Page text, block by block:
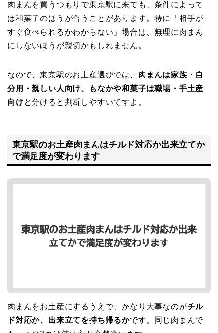
肉まんを買うつもりで東京駅に来ても、条件によって
は和菓子のほうが合うことがあります。特に「相手が
すぐ食べられるかわからない」場合は、無理に肉まん
にしないほうが親切かもしれません。
なので、東京駅のお土産選びでは、 肉まんは家族・自
分用・親しい人向け、もなかや和菓子は職場・手土産
向けと分けると判断しやすいですよ。
東京駅のお土産肉まんはチルド対応か出来立てか
で満足度が変わります
肉まんをお土産にするうえで、かなり大事なのがチル
ド対応か、出来立てを持ち帰るかです。同じ肉まんで